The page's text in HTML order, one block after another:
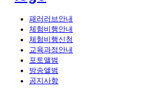
패러러브안내
체험비행안내
체험비행신청
교육과정안내
포토앨범
방송앨범
공지사항